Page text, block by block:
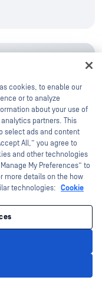
和 YouTube 上
的最新資
最新消息、
cookies, to enable our
or to analyze
about your use of
partners. This
select ads and content
All,” you agree to
and other technologies
My Preferences” to
more details on the how
technologies: Cookie
virtual assistant.
what's critical